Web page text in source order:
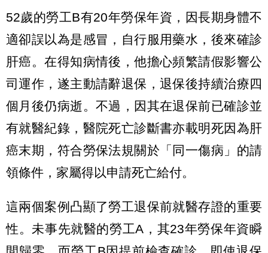
52歲的勞工B有20年勞保年資，因長期身體不
適卻誤以為是感冒，自行服用藥水，後來確診
肝癌。在得知病情後，他擔心頻繁請假影響公
司運作，遂主動請辭退保，退保後持續治療四
個月後仍病逝。不過，因其在退保前已確診並
有就醫紀錄，醫院死亡診斷書亦載明死因為肝
癌末期，符合勞保法規關於「同一傷病」的請
領條件，家屬得以申請死亡給付。
這兩個案例凸顯了勞工退保前就醫存證的重要
性。未事先就醫的勞工A，其23年勞保年資瞬